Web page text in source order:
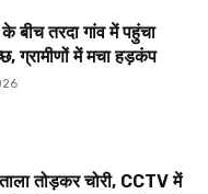
बीच तरदा गांव में पहुंचा
ग्रामीणों में मचा हड़कंप
तोड़कर चोरी, CCTV में